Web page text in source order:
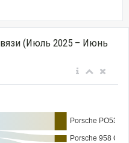
(Июль 2025 – Июнь